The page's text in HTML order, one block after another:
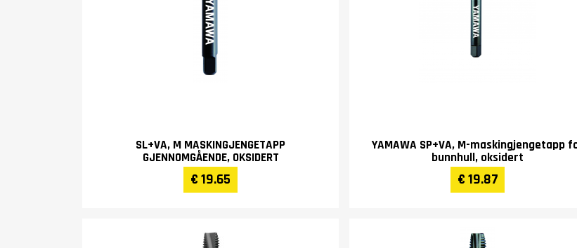
SL+VA, M MASKINGJENGETAPP
GJENNOMGÅENDE, OKSIDERT
€ 19.65
YAMAWA SP+VA, M-maskingjengetapp
bunnhull, oksidert
€ 19.87